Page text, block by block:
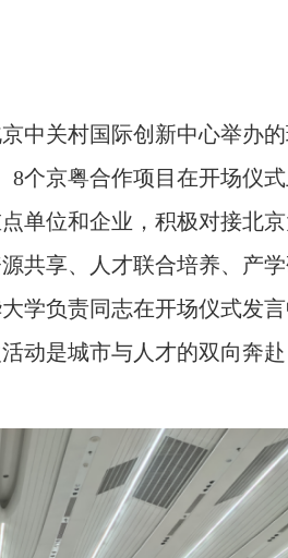
中关村国际创新中心举办
8个京粤合作项目在开场仪
单位和企业，积极对接北
共享、人才联合培养、产
学负责同志在开场仪式发
动是城市与人才的双向奔